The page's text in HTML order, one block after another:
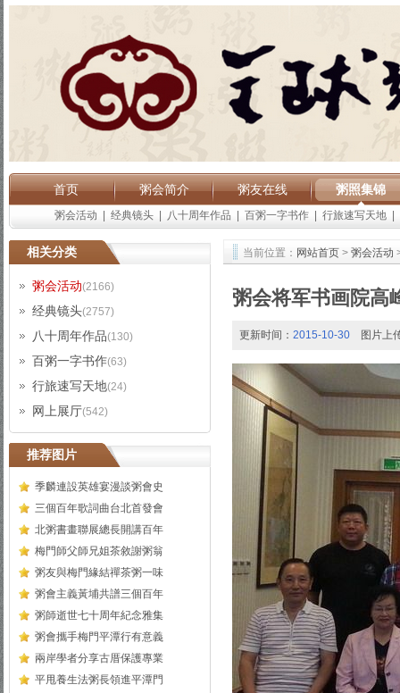
首页 粥会简介 粥友在线 粥照集锦
粥会活动 经典镜头 八十周年作品 百粥一字书作 行旅速写天地
相关分类
粥会活动(2166)
经典镜头(2757)
八十周年作品(130)
百粥一字书作(63)
行旅速写天地(24)
网上展厅(542)
推荐图片
季麟連設英雄宴漫談粥會史
三個百年歌詞曲台北首發會
北粥書畫聯展總長開講百年
梅門師父師兄姐茶敘謝粥翁
粥友與梅門緣結禪茶粥一味
粥會主義黃埔共譜三個百年
粥師逝世七十周年紀念雅集
粥會攜手梅門平潭行有意義
兩岸學者分享古厝保護專業
平甩養生法粥長領進平潭門
当前位置： 网站首页 > 粥会活动
粥会将军书画院高
更新时间： 2015-10-30 图片上